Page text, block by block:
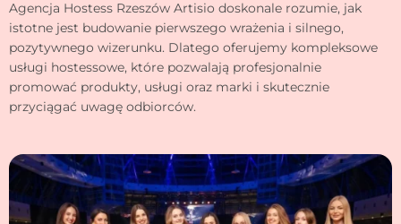
Agencja Hostess Rzeszów Artisio doskonale rozumie, jak
istotne jest budowanie pierwszego wrażenia i silnego,
pozytywnego wizerunku. Dlatego oferujemy kompleksowe
usługi hostessowe, które pozwalają profesjonalnie
promować produkty, usługi oraz marki i skutecznie
przyciągać uwagę odbiorców.